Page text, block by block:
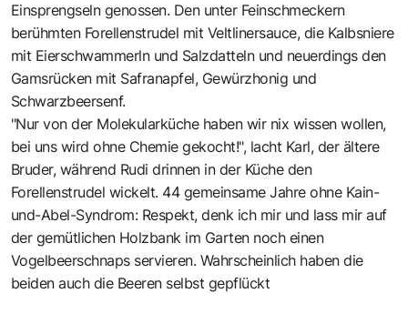
Einsprengseln genossen. Den unter Feinschmeckern
berühmten Forellenstrudel mit Veltlinersauce, die Kalbsniere
mit Eierschwammerln und Salzdatteln und neuerdings den
Gamsrücken mit Safranapfel, Gewürzhonig und
Schwarzbeersenf.
"Nur von der Molekularküche haben wir nix wissen wollen,
bei uns wird ohne Chemie gekocht!", lacht Karl, der ältere
Bruder, während Rudi drinnen in der Küche den
Forellenstrudel wickelt. 44 gemeinsame Jahre ohne Kain-
und-Abel-Syndrom: Respekt, denk ich mir und lass mir auf
der gemütlichen Holzbank im Garten noch einen
Vogelbeerschnaps servieren. Wahrscheinlich haben die
beiden auch die Beeren selbst gepflückt